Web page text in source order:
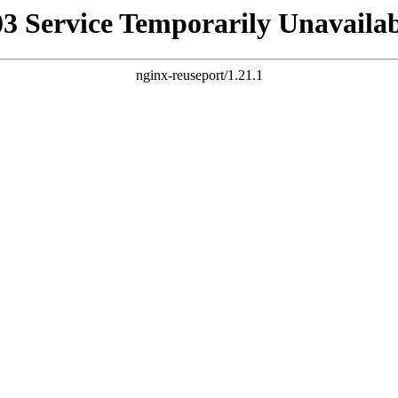
Service Temporarily
nginx-reuseport/1.21.1